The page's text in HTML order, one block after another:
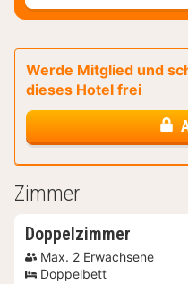
Werde Mitglied und
dieses Hotel frei
Zimmer
Doppelzimmer
Max. 2 Erwachsene
Doppelbett